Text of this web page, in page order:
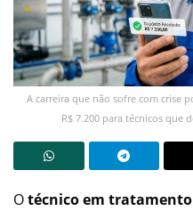
A carreira que não sofre com crise
R$ 7.200 para técnicos
Otécnico em tratamento